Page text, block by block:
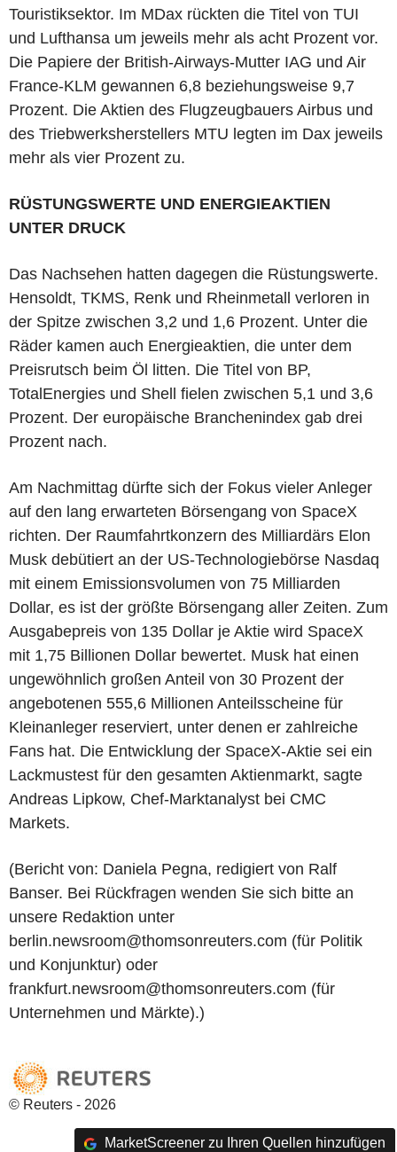
Touristiksektor. Im MDax rückten die Titel von TUI
und Lufthansa um jeweils mehr als acht Prozent vor.
Die Papiere der British-Airways-Mutter IAG und Air
France-KLM gewannen 6,8 beziehungsweise 9,7
Prozent. Die Aktien des Flugzeugbauers Airbus und
des Triebwerksherstellers MTU legten im Dax jeweils
mehr als vier Prozent zu.
RÜSTUNGSWERTE UND ENERGIEAKTIEN
UNTER DRUCK
Das Nachsehen hatten dagegen die Rüstungswerte.
Hensoldt, TKMS, Renk und Rheinmetall verloren in
der Spitze zwischen 3,2 und 1,6 Prozent. Unter die
Räder kamen auch Energieaktien, die unter dem
Preisrutsch beim Öl litten. Die Titel von BP,
TotalEnergies und Shell fielen zwischen 5,1 und 3,6
Prozent. Der europäische Branchenindex gab drei
Prozent nach.
Am Nachmittag dürfte sich der Fokus vieler Anleger
auf den lang erwarteten Börsengang von SpaceX
richten. Der Raumfahrtkonzern des Milliardärs Elon
Musk debütiert an der US-Technologiebörse Nasdaq
mit einem Emissionsvolumen von 75 Milliarden
Dollar, es ist der größte Börsengang aller Zeiten. Zum
Ausgabepreis von 135 Dollar je Aktie wird SpaceX
mit 1,75 Billionen Dollar bewertet. Musk hat einen
ungewöhnlich großen Anteil von 30 Prozent der
angebotenen 555,6 Millionen Anteilsscheine für
Kleinanleger reserviert, unter denen er zahlreiche
Fans hat. Die Entwicklung der SpaceX-Aktie sei ein
Lackmustest für den gesamten Aktienmarkt, sagte
Andreas Lipkow, Chef-Marktanalyst bei CMC
Markets.
(Bericht von: Daniela Pegna, redigiert von Ralf
Banser. Bei Rückfragen wenden Sie sich bitte an
unsere Redaktion unter
berlin.newsroom@thomsonreuters.com (für Politik
und Konjunktur) oder
frankfurt.newsroom@thomsonreuters.com (für
Unternehmen und Märkte).)
© Reuters - 2026
MarketScreener zu Ihren Quellen hinzufügen